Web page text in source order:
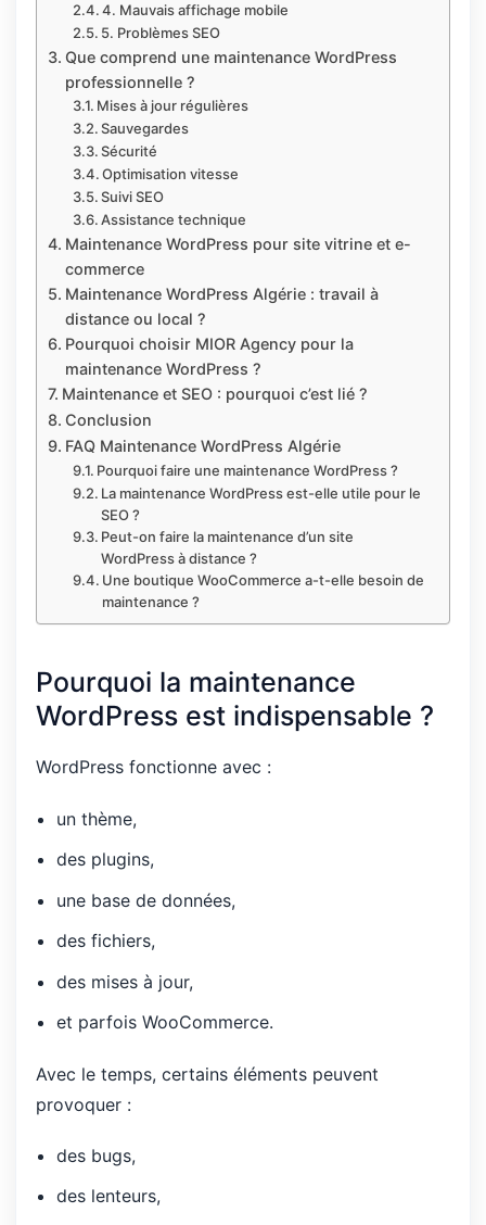
4. Mauvais affichage mobile
5. Problèmes SEO
Que comprend une maintenance WordPress
professionnelle ?
Mises à jour régulières
Sauvegardes
Sécurité
Optimisation vitesse
Suivi SEO
Assistance technique
Maintenance WordPress pour site vitrine et e-
commerce
Maintenance WordPress Algérie : travail à
distance ou local ?
Pourquoi choisir MIOR Agency pour la
maintenance WordPress ?
Maintenance et SEO : pourquoi c’est lié ?
Conclusion
FAQ Maintenance WordPress Algérie
Pourquoi faire une maintenance WordPress ?
La maintenance WordPress est-elle utile pour le
SEO ?
Peut-on faire la maintenance d’un site
WordPress à distance ?
Une boutique WooCommerce a-t-elle besoin de
maintenance ?
Pourquoi la maintenance
WordPress est indispensable ?
WordPress fonctionne avec :
un thème,
des plugins,
une base de données,
des fichiers,
des mises à jour,
et parfois WooCommerce.
Avec le temps, certains éléments peuvent
provoquer :
des bugs,
des lenteurs,